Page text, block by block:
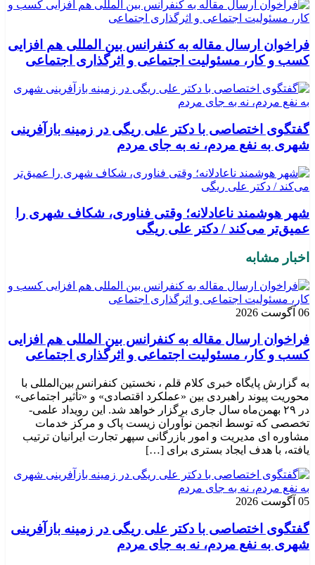
فراخوان ارسال مقاله به کنفرانس بین المللی هم افزایی
کسب و کار، مسئولیت اجتماعی و اثرگذاری اجتماعی
گفتگوی اختصاصی با دکتر علی ریگی در زمینه بازآفرینی
شهری به نفع مردم، نه به جای مردم
شهر هوشمند ناعادلانه؛ وقتی فناوری، شکاف شهری را
عمیق‌تر می‌کند / دکتر علی ریگی
اخبار مشابه
06 آگوست 2026
فراخوان ارسال مقاله به کنفرانس بین المللی هم افزایی
کسب و کار، مسئولیت اجتماعی و اثرگذاری اجتماعی
به گزارش پایگاه خبری کلام قلم ، نخستین کنفرانس بین‌المللی با
محوریت پیوند راهبردی بین «عملکرد اقتصادی» و «تأثیر اجتماعی»
در ۲۹ بهمن‌ماه سال جاری برگزار خواهد شد. این رویداد علمی-
تخصصی که توسط انجمن نوآوران زیست پاک و مرکز خدمات
مشاوره ای مدیریت و امور بازرگانی سپهر تجارت ایرانیان ترتیب
یافته، با هدف ایجاد بستری برای […]
05 آگوست 2026
گفتگوی اختصاصی با دکتر علی ریگی در زمینه بازآفرینی
شهری به نفع مردم، نه به جای مردم